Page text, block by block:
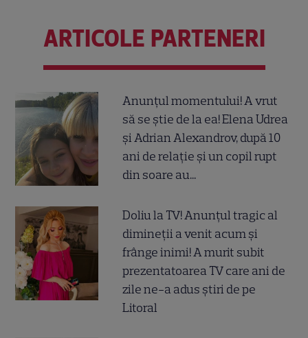
ARTICOLE PARTENERI
Anunțul momentului! A vrut
să se știe de la ea! Elena Udrea
și Adrian Alexandrov, după 10
ani de relație și un copil rupt
din soare au...
Doliu la TV! Anunțul tragic al
dimineții a venit acum și
frânge inimi! A murit subit
prezentatoarea TV care ani de
zile ne-a adus știri de pe
Litoral